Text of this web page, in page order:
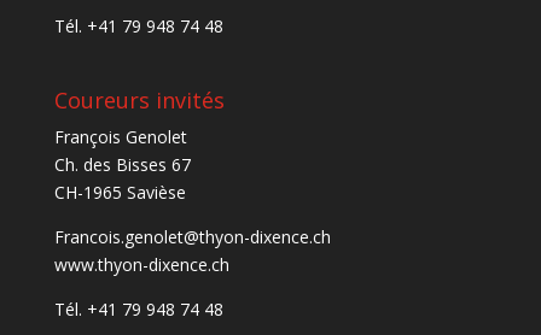
Tél. +41 79 948 74 48
Coureurs invités
François Genolet
Ch. des Bisses 67
CH-1965 Savièse
Francois.genolet@thyon-dixence.ch
www.thyon-dixence.ch
Tél. +41 79 948 74 48